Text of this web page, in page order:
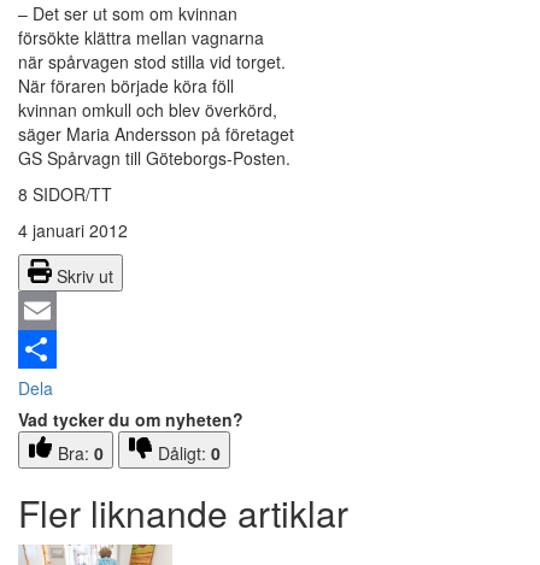
– Det ser ut som om kvinnan
försökte klättra mellan vagnarna
när spårvagen stod stilla vid torget.
När föraren började köra föll
kvinnan omkull och blev överkörd,
säger Maria Andersson på företaget
GS Spårvagn till Göteborgs-Posten.
8 SIDOR/TT
4 januari 2012
Skriv ut
Email
Dela
Vad tycker du om nyheten?
Bra: 0 Dåligt: 0
Fler liknande artiklar